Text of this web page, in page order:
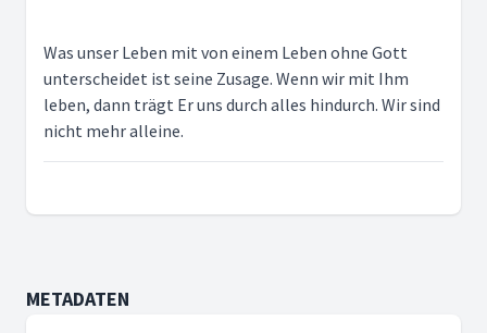
Was unser Leben mit von einem Leben ohne Gott
unterscheidet ist seine Zusage. Wenn wir mit Ihm
leben, dann trägt Er uns durch alles hindurch. Wir sind
nicht mehr alleine.
METADATEN